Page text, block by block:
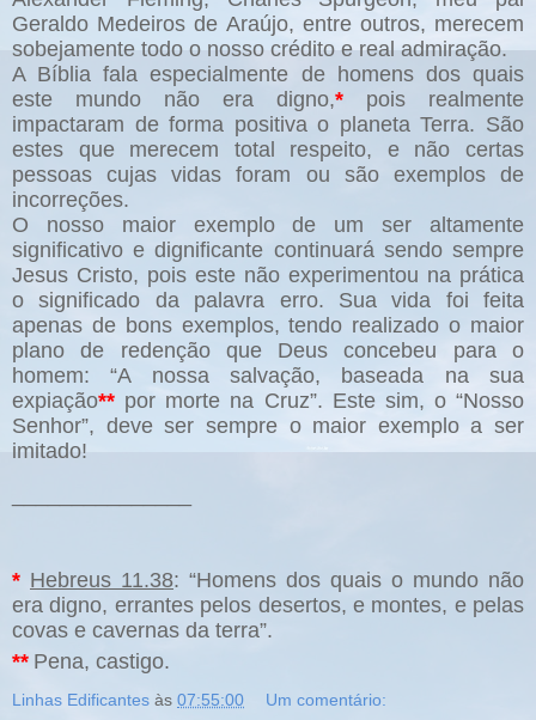
Geraldo Medeiros de Araújo, entre outros, merecem
sobejamente todo o nosso crédito e real admiração.
A Bíblia fala especialmente de homens dos quais
este mundo não era digno,* pois realmente
impactaram de forma positiva o planeta Terra. São
estes que merecem total respeito, e não certas
pessoas cujas vidas foram ou são exemplos de
incorreções.
O nosso maior exemplo de um ser altamente
significativo e dignificante continuará sendo sempre
Jesus Cristo, pois este não experimentou na prática
o significado da palavra erro. Sua vida foi feita
apenas de bons exemplos, tendo realizado o maior
plano de redenção que Deus concebeu para o
homem: “A nossa salvação, baseada na sua
expiação** por morte na Cruz”. Este sim, o “Nosso
Senhor”, deve ser sempre o maior exemplo a ser
imitado!
* Hebreus 11.38: “Homens dos quais o mundo não
era digno, errantes pelos desertos, e montes, e pelas
covas e cavernas da terra”.
** Pena, castigo.
Linhas Edificantes às 07:55:00 Um comentário: